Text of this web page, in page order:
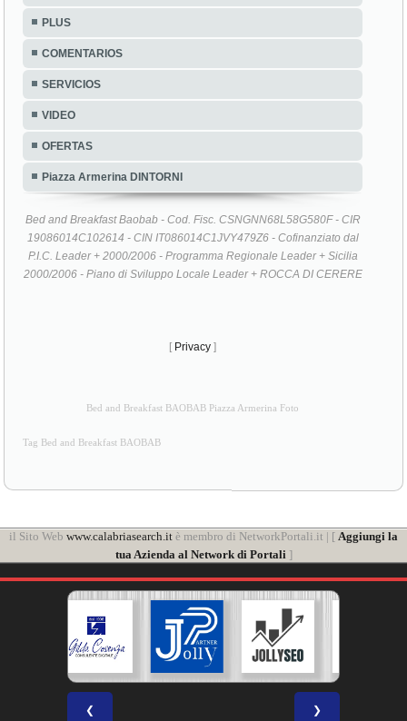
PLUS
COMENTARIOS
SERVICIOS
VIDEO
OFERTAS
Piazza Armerina DINTORNI
Bed and Breakfast Baobab - Cod. Fisc. CSNGNN68L58G580F - CIR
19086014C102614 - CIN IT086014C1JVY479Z6 - Cofinanziato dal
P.I.C. Leader + 2000/2006 - Programma Regionale Leader + Sicilia
2000/2006 - Piano di Sviluppo Locale Leader + ROCCA DI CERERE
[ Privacy ]
Bed and Breakfast BAOBAB Piazza Armerina Foto
Tag Bed and Breakfast BAOBAB
il Sito Web www.calabriasearch.it è membro di NetworkPortali.it | [ Aggiungi la
tua Azienda al Network di Portali ]
❮ ❯